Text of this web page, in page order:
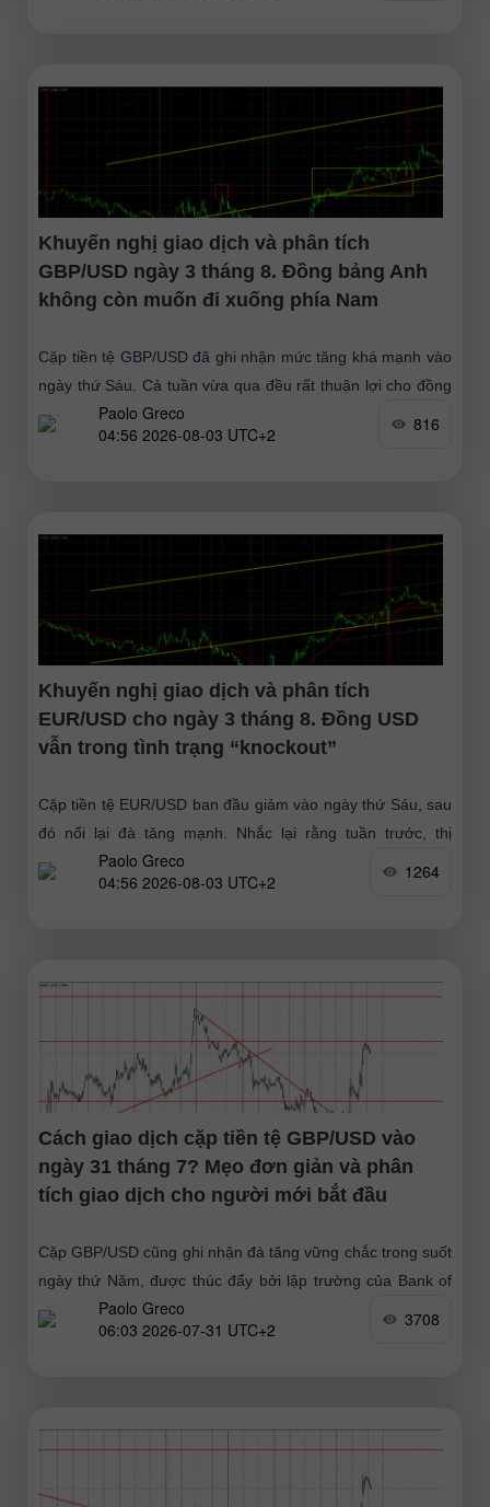
Khuyến nghị giao dịch và phân tích
GBP/USD ngày 3 tháng 8. Đồng bảng Anh
không còn muốn đi xuống phía Nam
Cặp tiền tệ GBP/USD đã ghi nhận mức tăng khá mạnh vào
ngày thứ Sáu. Cả tuần vừa qua đều rất thuận lợi cho đồng
tiền chung châu
Paolo Greco
04:56 2026-08-03 UTC+2
816
Khuyến nghị giao dịch và phân tích
EUR/USD cho ngày 3 tháng 8. Đồng USD
vẫn trong tình trạng “knockout”
Cặp tiền tệ EUR/USD ban đầu giảm vào ngày thứ Sáu, sau
đó nối lại đà tăng mạnh. Nhắc lại rằng tuần trước, thị
trường cuối cùng cũng
Paolo Greco
04:56 2026-08-03 UTC+2
1264
Cách giao dịch cặp tiền tệ GBP/USD vào
ngày 31 tháng 7? Mẹo đơn giản và phân
tích giao dịch cho người mới bắt đầu
Cặp GBP/USD cũng ghi nhận đà tăng vững chắc trong suốt
ngày thứ Năm, được thúc đẩy bởi lập trường của Bank of
England
Paolo Greco
06:03 2026-07-31 UTC+2
3708